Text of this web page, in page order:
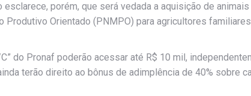
porém, que será vedada a aquisição de
Orientado (PNMPO) para agricultores
do Pronaf poderão acessar até R$ 10 mil,
terão direito ao bônus de adimplência de 40% sobre